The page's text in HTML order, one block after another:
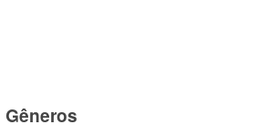
Gêneros